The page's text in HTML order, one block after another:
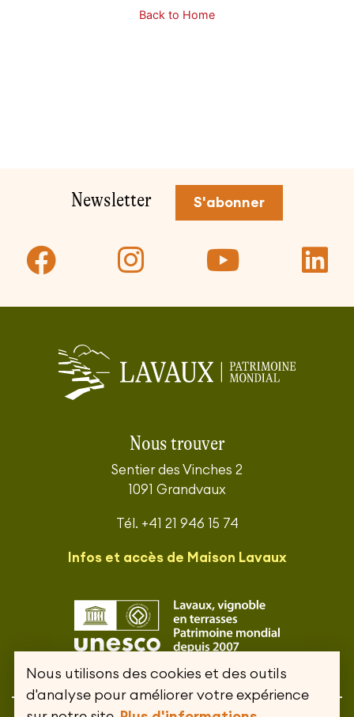
Nous utilisons des cookies et des outils
d'analyse pour améliorer votre expérience
Newsletter S'abonner
Nous trouver
Sentier des Vinches 2
1091 Grandvaux
Tél. +41 21 946 15 74
Infos et accès de Maison Lavaux